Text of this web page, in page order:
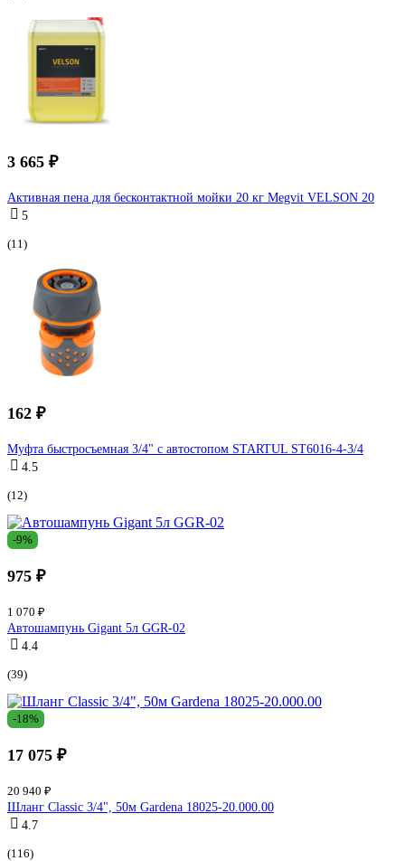
3 665 ₽
Активная пена для бесконтактной мойки 20 кг Megvit VELSON 20
5
(11)
162 ₽
Муфта быстросъемная 3/4" с автостопом STARTUL ST6016-4-3/4
4.5
(12)
-9%
975 ₽
1 070 ₽
Автошампунь Gigant 5л GGR-02
4.4
(39)
-18%
17 075 ₽
20 940 ₽
Шланг Classic 3/4", 50м Gardena 18025-20.000.00
4.7
(116)